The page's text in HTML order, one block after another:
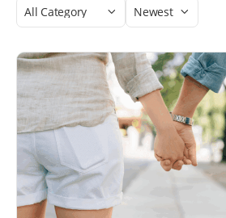
Category
Sort